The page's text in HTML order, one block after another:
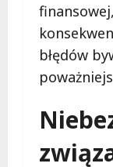
błędów